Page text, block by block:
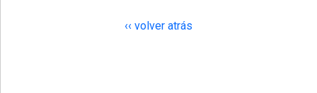
‹‹ volver atrás